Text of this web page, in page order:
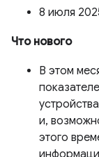
8 июля
Что нового
В этом
и,
этого